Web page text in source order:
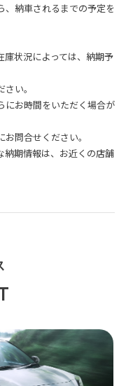
納車されるまでの予定を
状況によっては、納期予
い。
お時間をいただく場合が
問合せください。
期情報は、お近くの店舗